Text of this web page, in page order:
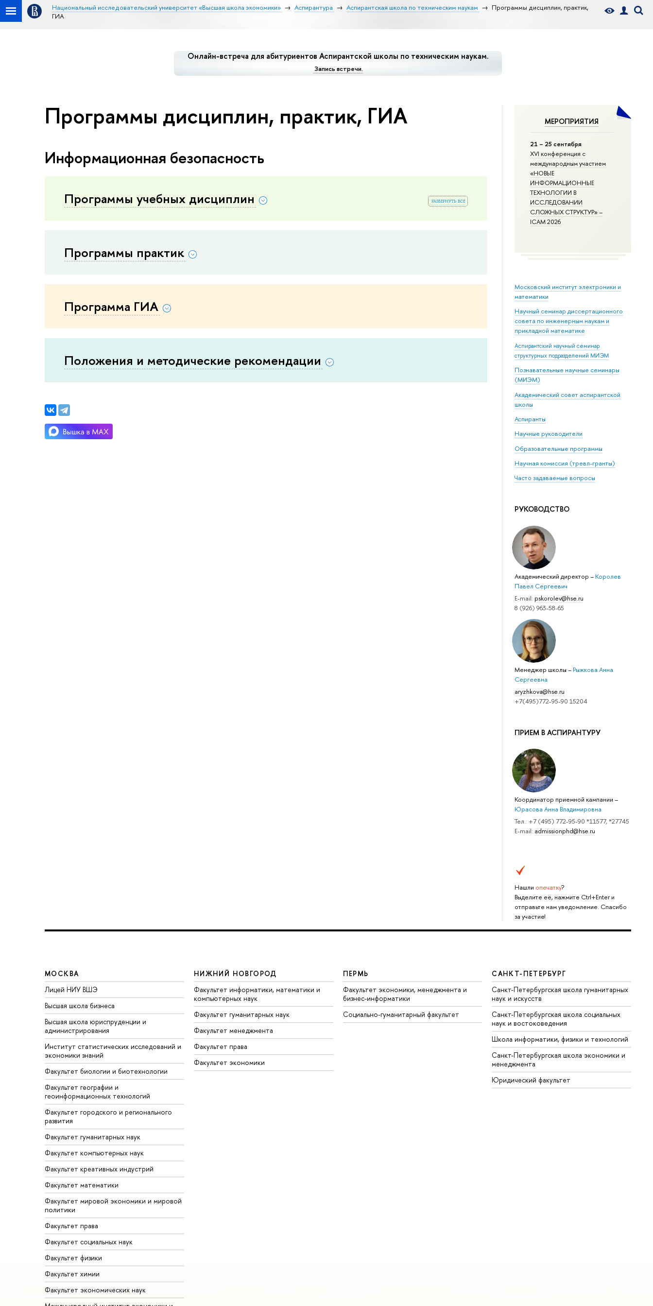
Национальный исследовательский университет «Высшая школа экономики» Аспирантура Аспирантская школа по техническим наукам
Программы дисциплин, практик,
ГИА
Онлайн-встреча для абитуриентов Аспирантской школы по техническим наукам.
Запись встречи.
МЕРОПРИЯТИЯ
21 – 25 сентября
XVI конференция с
международным участием
«НОВЫЕ
ИНФОРМАЦИОННЫЕ
ТЕХНОЛОГИИ В
ИССЛЕДОВАНИИ
СЛОЖНЫХ СТРУКТУР» –
ICAM 2026
Московский институт электроники и
математики
Научный семинар диссертационного
совета по инженерным наукам и
прикладной математике
Аспирантский научный семинар
структурных подразделений МИЭМ
Познавательные научные семинары
(МИЭМ)
Академический совет аспирантской
школы
Аспиранты
Научные руководители
Образовательные программы
Научная комиссия (тревл-гранты)
Часто задаваемые вопросы
РУКОВОДСТВО
Академический директор– Королев
Павел Сергеевич
E-mail: pskorolev@hse.ru
8 (926) 963-58-65
Менеджер школы– Рыжкова Анна
Сергеевна
aryzhkova@hse.ru
+7(495)772-95-90 15204
ПРИЕМ В АСПИРАНТУРУ
Координатор приемной кампании–
Юрасова Анна Владимировна
Тел.: +7 (495) 772-95-90 *11577, *27745
E-mail: admissionphd@hse.ru
Нашли опечатку?
Выделите её, нажмите Ctrl+Enter и
отправьте нам уведомление. Спасибо
за участие!
Программы дисциплин, практик, ГИА
Информационная безопасность
развернуть все
Программы учебных дисциплин
Программы практик
Программа ГИА
Положения и методические рекомендации
МОСКВА
Лицей НИУ ВШЭ
Высшая школа бизнеса
Высшая школа юриспруденции и
администрирования
Институт статистических исследований и
экономики знаний
Факультет биологии и биотехнологии
Факультет географии и
геоинформационных технологий
Факультет городского и регионального
развития
Факультет гуманитарных наук
Факультет компьютерных наук
Факультет креативных индустрий
Факультет математики
Факультет мировой экономики и мировой
политики
Факультет права
Факультет социальных наук
Факультет физики
Факультет химии
Факультет экономических наук
НИЖНИЙ НОВГОРОД
Факультет информатики, математики и
компьютерных наук
Факультет гуманитарных наук
Факультет менеджмента
Факультет права
Факультет экономики
ПЕРМЬ
Факультет экономики, менеджмента и
бизнес-информатики
Социально-гуманитарный факультет
САНКТ-ПЕТЕРБУРГ
Санкт-Петербургская школа гуманитарных
наук и искусств
Санкт-Петербургская школа социальных
наук и востоковедения
Школа информатики, физики и технологий
Санкт-Петербургская школа экономики и
менеджмента
Юридический факультет